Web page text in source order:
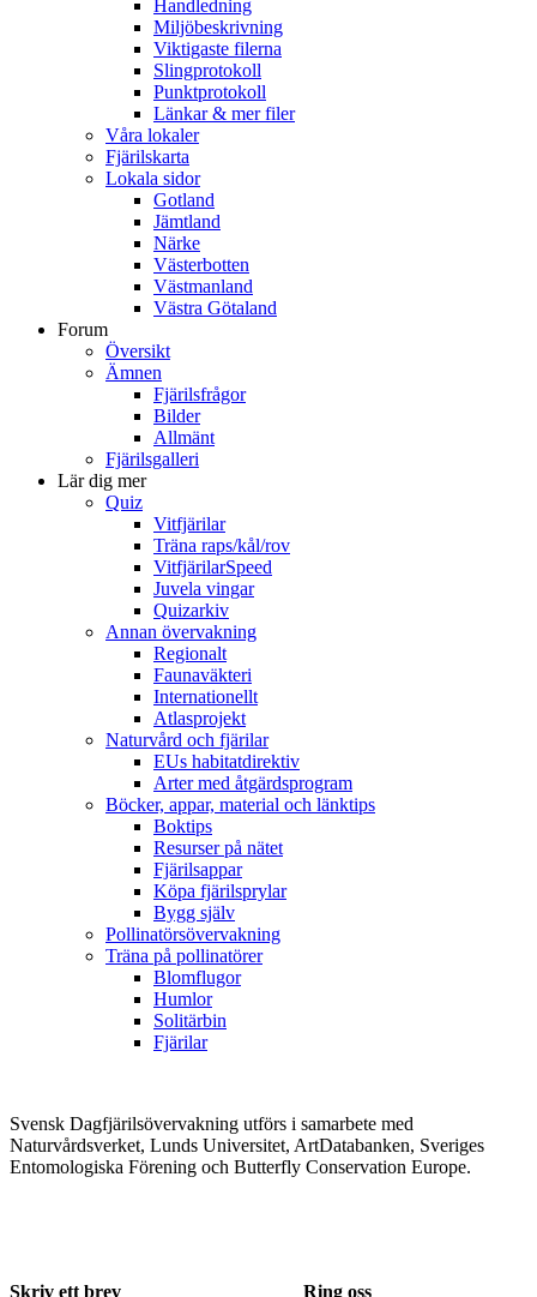
Handledning
Miljöbeskrivning
Viktigaste filerna
Slingprotokoll
Punktprotokoll
Länkar & mer filer
Våra lokaler
Fjärilskarta
Lokala sidor
Gotland
Jämtland
Närke
Västerbotten
Västmanland
Västra Götaland
Forum
Översikt
Ämnen
Fjärilsfrågor
Bilder
Allmänt
Fjärilsgalleri
Lär dig mer
Quiz
Vitfjärilar
Träna raps/kål/rov
VitfjärilarSpeed
Juvela vingar
Quizarkiv
Annan övervakning
Regionalt
Faunaväkteri
Internationellt
Atlasprojekt
Naturvård och fjärilar
EUs habitatdirektiv
Arter med åtgärdsprogram
Böcker, appar, material och länktips
Boktips
Resurser på nätet
Fjärilsappar
Köpa fjärilsprylar
Bygg själv
Pollinatörsövervakning
Träna på pollinatörer
Blomflugor
Humlor
Solitärbin
Fjärilar
Svensk Dagfjärilsövervakning utförs i samarbete med
Naturvårdsverket, Lunds Universitet, ArtDatabanken, Sveriges
Entomologiska Förening och Butterfly Conservation Europe.
Skriv ett brev Ring oss